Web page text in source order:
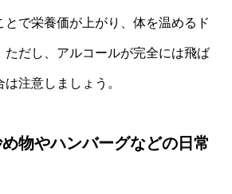
とで栄養価が上がり、体を温めるド
ただし、アルコールが完全には飛ば
注意しましょう。
物やハンバーグなどの日常